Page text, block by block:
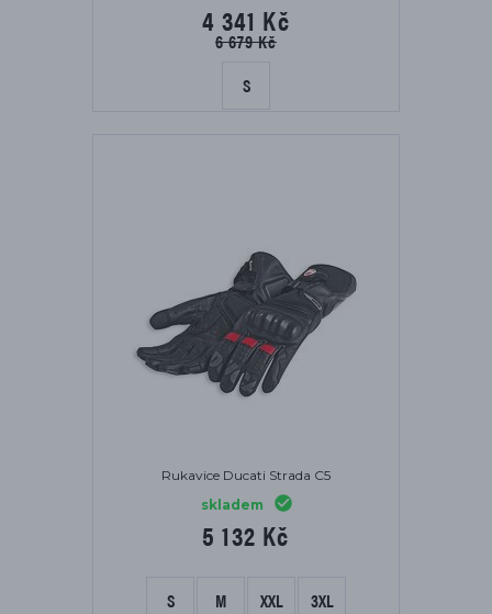
4 341 Kč
6 679 Kč
S
Rukavice Ducati Strada C5
skladem
5 132 Kč
S M XXL 3XL